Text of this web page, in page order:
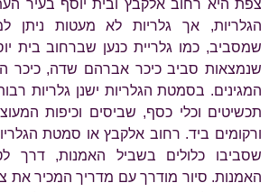
צפת היא רחוב אלקבץ ובית יוסף בעיר
הגלריות, אך גלריות לא מעטות ניתן
שמסביב, כמו גלריית כנען שברחוב בית
שנמצאות סביב כיכר אברהם שדה, כיכר
המגינים. בסמטת הגלריות ישנן גלריות
תכשיטים וכלי כסף, שביסים וכיפות
ורקומים ביד. רחוב אלקבץ או סמטת
שסביבו כלולים בשביל האמנות, דרך
האמנות. סיור מודרך עם מדריך המכיר את